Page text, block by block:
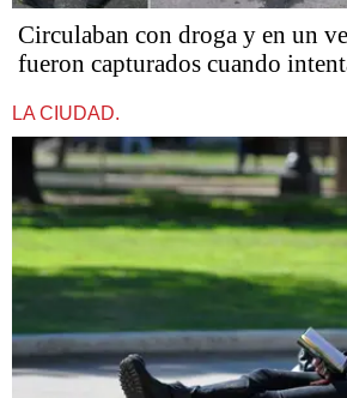
Circulaban con droga y en un
fueron capturados cuando
LA CIUDAD.